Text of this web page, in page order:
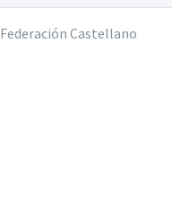
Federación Castellano